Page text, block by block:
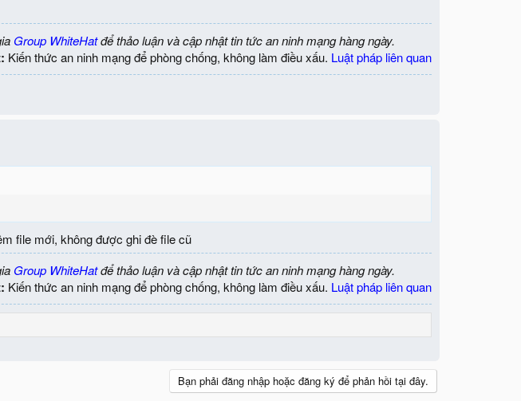
Group WhiteHatđể thảo luận và cập nhật tin tức an ninh mạng hàng ngày.
Kiến thức an ninh mạng để phòng chống, không làm điều xấu. Luật pháp liên quan
file mới, không được ghi đè file cũ
Group WhiteHatđể thảo luận và cập nhật tin tức an ninh mạng hàng ngày.
Kiến thức an ninh mạng để phòng chống, không làm điều xấu. Luật pháp liên quan
Bạn phải đăng nhập hoặc đăng ký để phản hồi tại đây.